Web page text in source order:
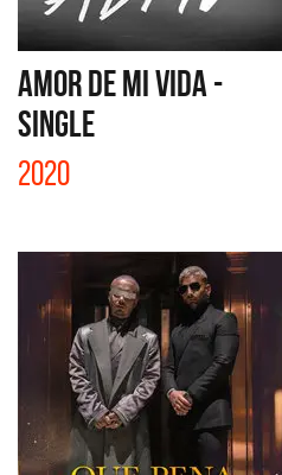
AMOR DE MI VIDA -
SINGLE
2020